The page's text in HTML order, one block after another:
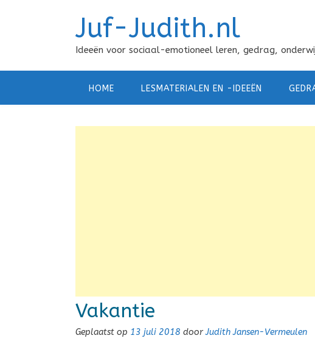
Juf-Judith.nl
Ideeën voor sociaal-emotioneel leren, gedrag,
HOME LESMATERIALEN EN -IDEEËN
Vakantie
Geplaatst op 13 juli 2018 doorJudith Jansen-Vermeulen